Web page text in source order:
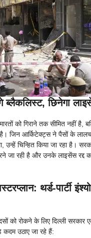
ब्लैकलिस्ट, छिनेगा
को गिराने तक सीमित नहीं
है। जिन आर्किटेक्ट्स ने पैसों के
उन्हें चिन्हित किया जा रहा है।
जा रही है और उनके लाइसेंस रद्द
थर्ड-पार्टी
को रोकने के लिए दिल्ली सरकार
उठाए जा रहे हैं: